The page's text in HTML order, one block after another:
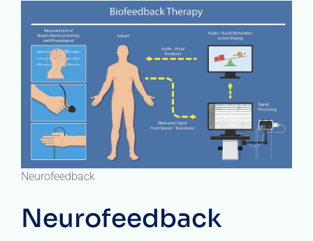
Neurofeedback
Neurofeedback